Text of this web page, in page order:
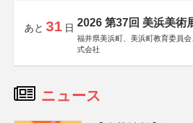
あと 31 日 2026 第37回 美浜美術
福井県美浜町、美浜町教育委員
式会社
ニュース